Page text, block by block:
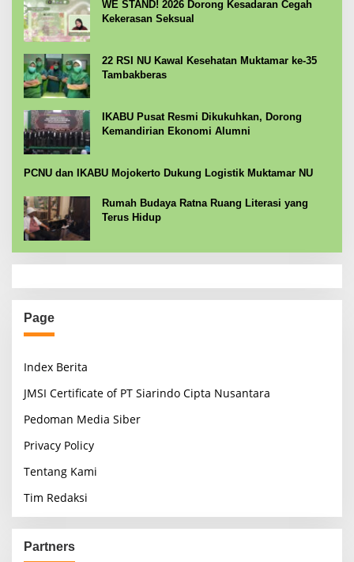
WE STAND! 2026 Dorong Kesadaran Cegah
Kekerasan Seksual
22 RSI NU Kawal Kesehatan Muktamar ke-35
Tambakberas
IKABU Pusat Resmi Dikukuhkan, Dorong
Kemandirian Ekonomi Alumni
PCNU dan IKABU Mojokerto Dukung Logistik Muktamar NU
Rumah Budaya Ratna Ruang Literasi yang
Terus Hidup
Page
Index Berita
JMSI Certificate of PT Siarindo Cipta Nusantara
Pedoman Media Siber
Privacy Policy
Tentang Kami
Tim Redaksi
Partners